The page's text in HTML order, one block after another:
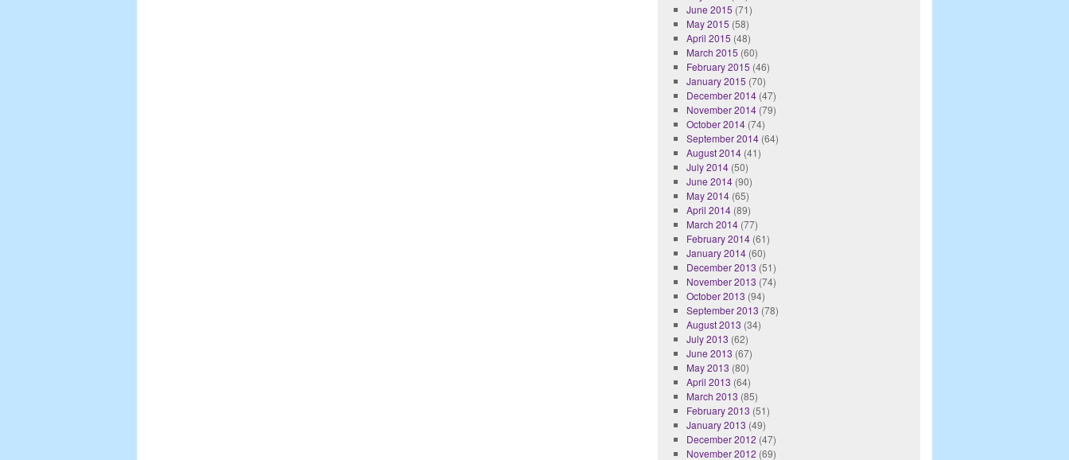
June 2015 (71)
May 2015 (58)
April 2015 (48)
March 2015 (60)
February 2015 (46)
January 2015 (70)
December 2014(47)
November 2014(79)
October 2014(74)
September 2014(64)
August 2014(41)
July 2014(50)
June 2014(90)
May 2014(65)
April 2014(89)
March 2014(77)
February 2014(61)
January 2014(60)
December 2013 (51)
November 2013 (74)
October 2013 (94)
September 2013 (78)
August 2013 (34)
July 2013 (62)
June 2013 (67)
May 2013 (80)
April 2013 (64)
March 2013 (85)
February 2013 (51)
January 2013 (49)
December 2012 (47)
November 2012 (69)